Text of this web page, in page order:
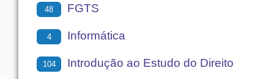
48 FGTS
4 Informática
104 Introdução ao Estudo do Direito